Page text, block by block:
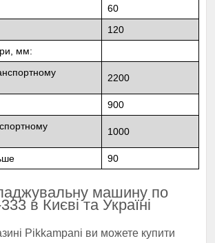
60
120
мм:
2200
900
1000
90
машину по
в Києві та Україні
Pikkampani ви можете купити